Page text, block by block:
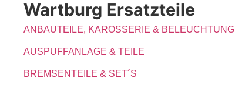
Wartburg Ersatzteile
ANBAUTEILE, KAROSSERIE & BELEUCHTUNG
AUSPUFFANLAGE & TEILE
BREMSENTEILE & SET´S